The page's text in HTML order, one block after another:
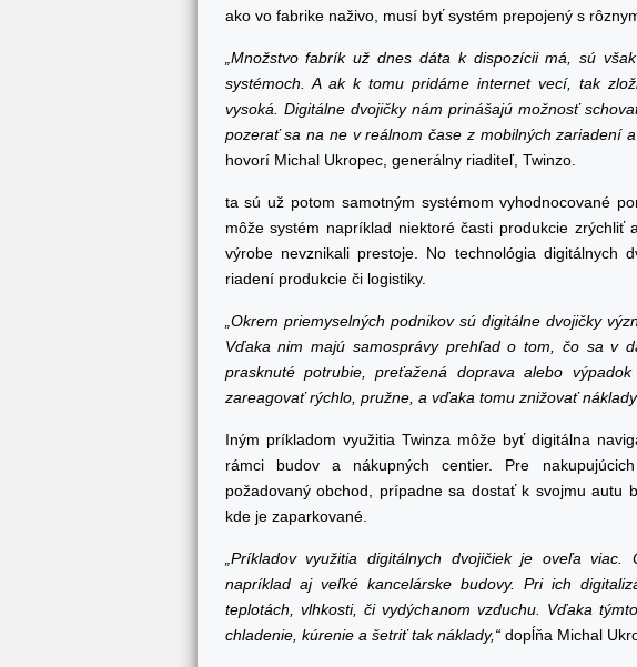
ako vo fabrike naživo, musí byť systém prepojený s
„Množstvo fabrík už dnes dáta k dispozícii má, sú
systémoch. A ak k tomu pridáme internet vecí, tak
vysoká. Digitálne dvojičky nám prinášajú možnosť
pozerať sa na ne v reálnom čase z mobilných zariadení
hovorí Michal Ukropec, generálny riaditeľ, Twinzo.
ta sú už potom samotným systémom vyhodnocované
môže systém napríklad niektoré časti produkcie
výrobe nevznikali prestoje. No technológia digitálnych
riadení produkcie či logistiky.
„Okrem priemyselných podnikov sú digitálne dvojičky
Vďaka nim majú samosprávy prehľad o tom, čo sa v
prasknuté potrubie, preťažená doprava alebo
zareagovať rýchlo, pružne, a vďaka tomu znižovať
Iným príkladom využitia Twinza môže byť digitálna
rámci budov a nákupných centier. Pre
požadovaný obchod, prípadne sa dostať k svojmu autu
kde je zaparkované.
„Príkladov využitia digitálnych dvojičiek je oveľa
napríklad aj veľké kancelárske budovy. Pri ich
teplotách, vlhkosti, či vydýchanom vzduchu. Vďaka
chladenie, kúrenie a šetriť tak náklady,“dopĺňa Michal